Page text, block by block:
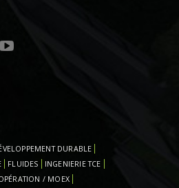
DURABLE
FLUIDES
INGENIERIE TCE
/ MOEX